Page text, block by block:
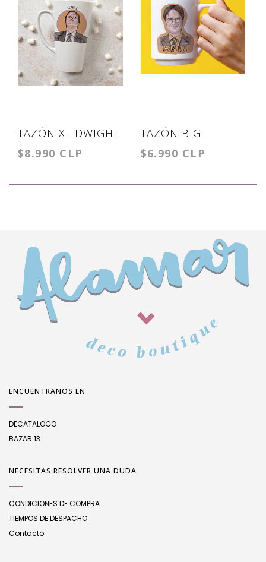
TAZÓN XL DWIGHT
CLARICE
$8.990 CLP
TAZÓN BIG
DWIGHT
$6.990 CLP
ENCUENTRANOS EN
DECATALOGO
BAZAR 13
NECESITAS RESOLVER UNA DUDA
CONDICIONES DE COMPRA
TIEMPOS DE DESPACHO
Contacto